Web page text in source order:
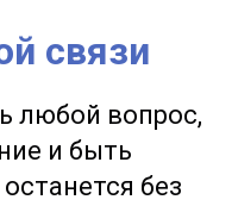
связи
любой вопрос,
и быть
без